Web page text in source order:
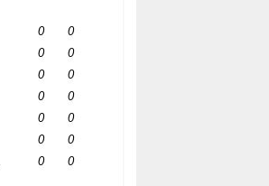
0
0
0
0
0
0
0
0
0
0
0
0
0 0